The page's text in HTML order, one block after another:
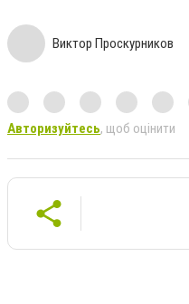
Виктор Проскурников
Авторизуйтесь, щоб оцінити